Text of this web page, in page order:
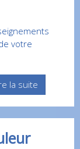
votre
la suite